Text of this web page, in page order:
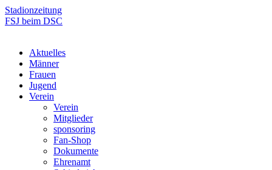
Zum
Inhalt
Stadionzeitung
FSJ beim DSC
Aktuelles
Männer
Frauen
Jugend
Verein
Verein
Mitglieder
sponsoring
Fan-Shop
Dokumente
Ehrenamt